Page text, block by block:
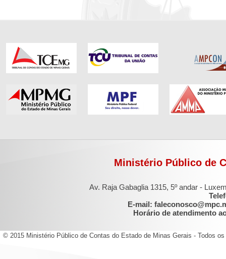
Ministério Público de
Av. Raja Gabaglia 1315, 5º andar -
E-mail:
Horário de atendimento
© 2015 Ministério Público de Contas do Estado de Minas Gerais - Todos